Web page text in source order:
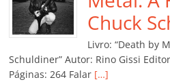
o
k
p
Chuck
Livro: “Death by
Schuldiner” Autor: Rino Gissi
Páginas: 264 Falar […]